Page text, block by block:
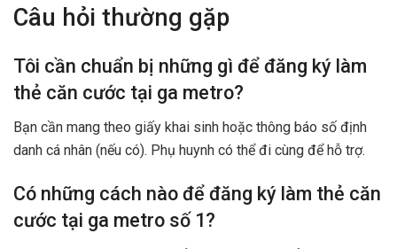
Câu hỏi thường gặp
Tôi cần chuẩn bị những gì để đăng ký làm
thẻ căn cước tại ga metro?
Bạn cần mang theo giấy khai sinh hoặc thông báo số định
danh cá nhân (nếu có). Phụ huynh có thể đi cùng để hỗ trợ.
Có những cách nào để đăng ký làm thẻ căn
cước tại ga metro số 1?